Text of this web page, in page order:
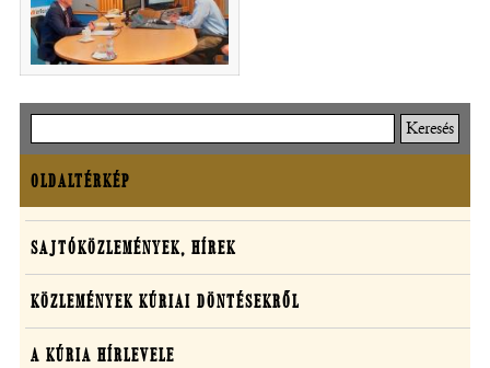
Oldaltérkép
OLDALTÉRKÉP
Sajtó,
közlemények,
média
SAJTÓKÖZLEMÉNYEK, HÍREK
KÖZLEMÉNYEK KÚRIAI DÖNTÉSEKRŐL
A KÚRIA HÍRLEVELE